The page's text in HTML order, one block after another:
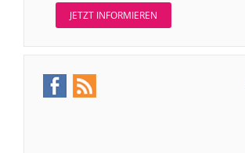
JETZT INFORMIEREN